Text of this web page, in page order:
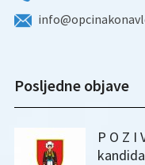
Posljedne objave
P O Z I